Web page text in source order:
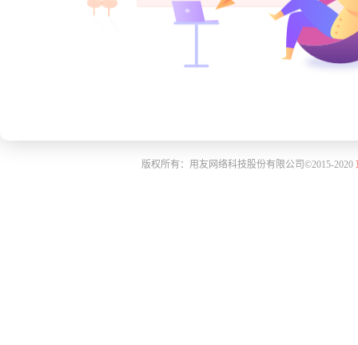
版权所有：用友网络科技股份有限公司©2015-2020